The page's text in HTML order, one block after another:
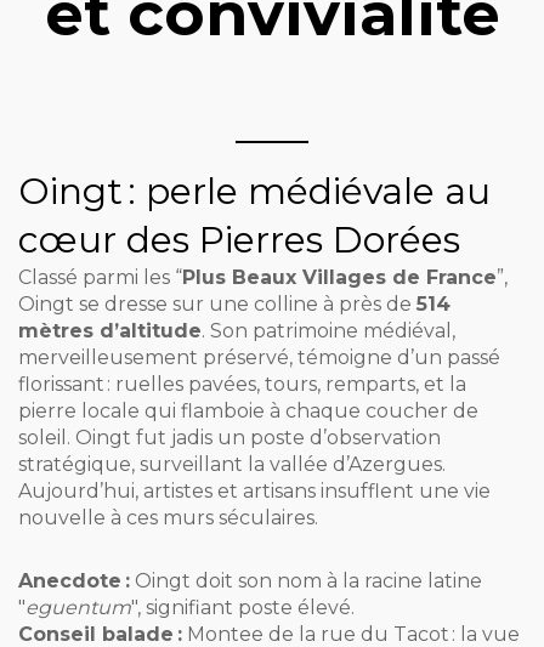
Oingt : perle médiévale au
cœur des Pierres Dorées
Classé parmi les “Plus Beaux Villages de France”,
Oingt se dresse sur une colline à près de 514
mètres d’altitude. Son patrimoine médiéval,
merveilleusement préservé, témoigne d’un passé
florissant : ruelles pavées, tours, remparts, et la
pierre locale qui flamboie à chaque coucher de
soleil. Oingt fut jadis un poste d’observation
stratégique, surveillant la vallée d’Azergues.
Aujourd’hui, artistes et artisans insufflent une vie
nouvelle à ces murs séculaires.
Anecdote : Oingt doit son nom à la racine latine
"eguentum", signifiant poste élevé.
Conseil balade : Montee de la rue du Tacot : la vue